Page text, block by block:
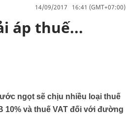
14/09/2017 16:41 (GMT+07:00)
áp thuế...
ngọt sẽ chịu nhiều loại thuế
10% và thuế VAT đối với đường